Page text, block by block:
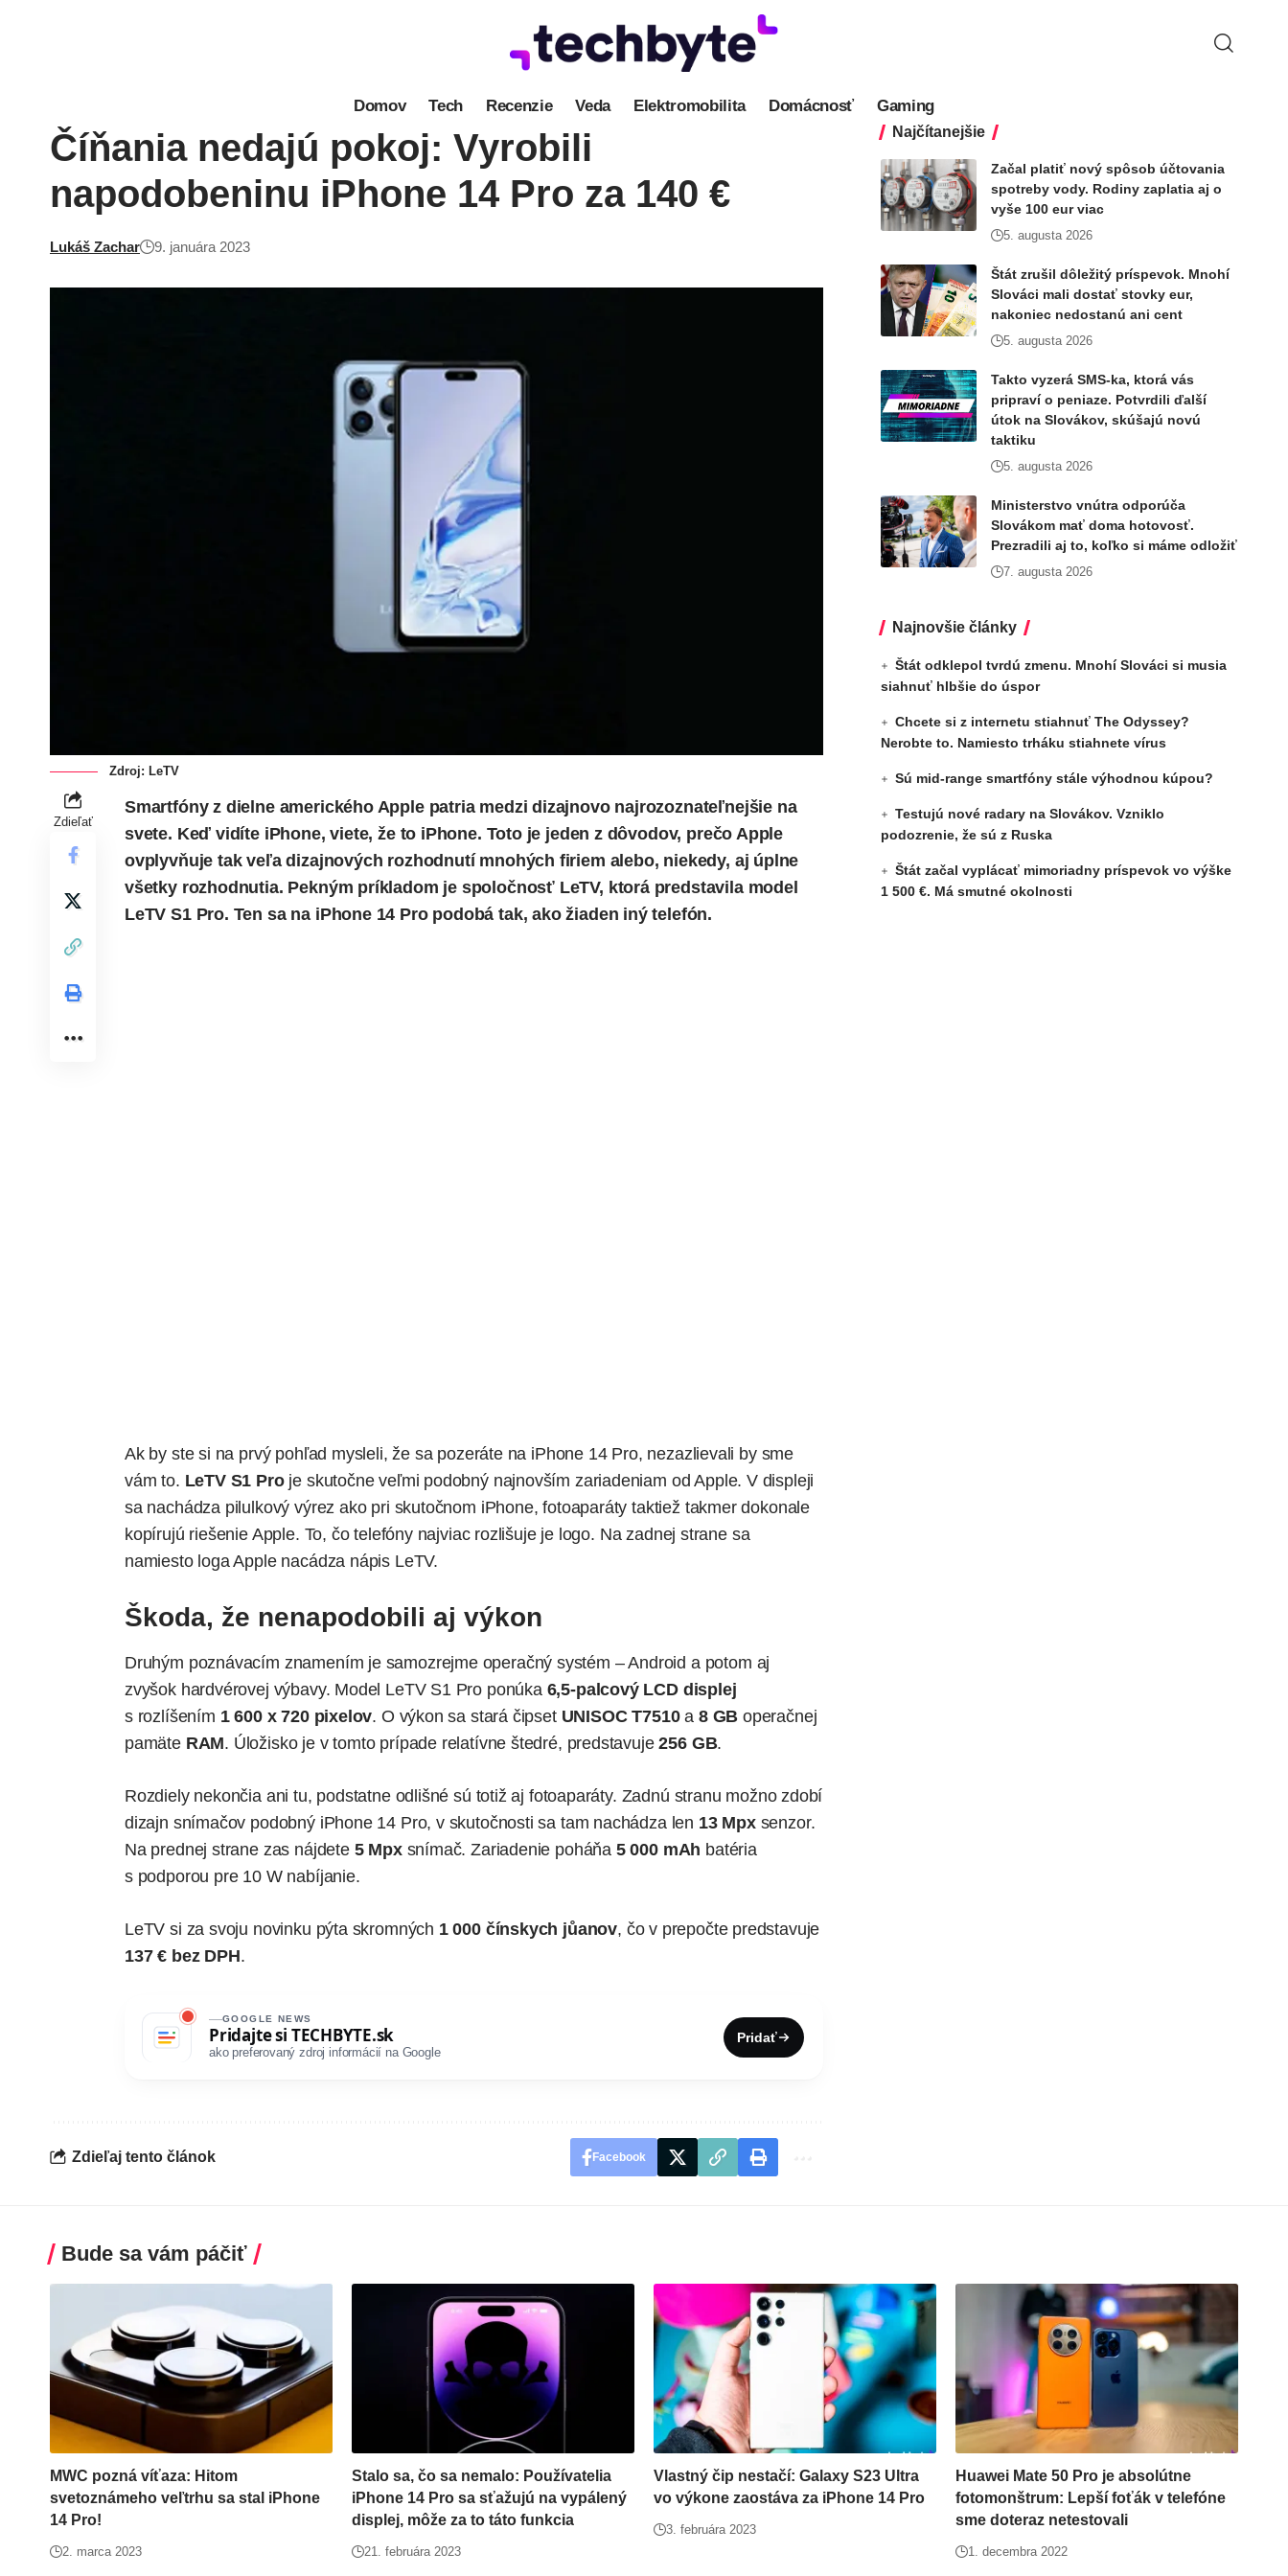
Domov Tech Recenzie Veda Elektromobilita Domácnosť Gaming
Číňania nedajú pokoj: Vyrobili
napodobeninu iPhone 14 Pro za 140 €
Lukáš Zachar 9. januára 2023
Zdroj: LeTV
Zdieľať
Smartfóny z dielne amerického Apple patria medzi dizajnovo najrozoznateľnejšie na
svete. Keď vidíte iPhone, viete, že to iPhone. Toto je jeden z dôvodov, prečo Apple
ovplyvňuje tak veľa dizajnových rozhodnutí mnohých firiem alebo, niekedy, aj úplne
všetky rozhodnutia. Pekným príkladom je spoločnosť LeTV, ktorá predstavilamodel
LeTV S1 Pro. Ten sa na iPhone 14 Pro podobá tak, ako žiaden iný telefón.
Ak by ste si na prvý pohľad mysleli, že sa pozeráte na iPhone 14 Pro, nezazlievali by sme
vám to. LeTV S1 Proje skutočne veľmi podobný najnovším zariadeniam od Apple. V displeji
sa nachádza pilulkový výrez ako pri skutočnom iPhone, fotoaparáty taktiež takmer dokonale
kopírujú riešenie Apple. To, čo telefóny najviac rozlišuje je logo. Na zadnej strane sa
namiesto loga Apple nacádza nápis LeTV.
Škoda, že nenapodobili aj výkon
Druhým poznávacím znamením je samozrejme operačný systém – Android a potom aj
zvyšok hardvérovej výbavy. Model LeTV S1 Pro ponúka 6,5-palcový LCD displej
s rozlíšením 1 600 x 720 pixelov. O výkon sa stará čipset UNISOC T7510a 8 GB operačnej
pamäte RAM. Úložisko je v tomto prípade relatívne štedré, predstavuje256 GB.
Rozdiely nekončia ani tu, podstatne odlišné sú totiž aj fotoaparáty. Zadnú stranu možno zdobí
dizajn snímačov podobný iPhone 14 Pro, v skutočnosti sa tam nachádza len 13 Mpxsenzor.
Na prednej strane zas nájdete 5 Mpxsnímač. Zariadenie poháňa 5 000 mAh batéria
s podporou pre 10 W nabíjanie.
LeTV si za svoju novinku pýta skromných 1 000 čínskych jůanov, čo v prepočte predstavuje
137 € bez DPH.
GOOGLE NEWS
Pridajte si TECHBYTE.sk
ako preferovaný zdroj informácií na Google
Pridať
Zdieľaj tento článok Facebook
Najčítanejšie
Začal platiť nový spôsob účtovania
spotreby vody. Rodiny zaplatia aj o
vyše 100 eur viac
5. augusta 2026
Štát zrušil dôležitý príspevok. Mnohí
Slováci mali dostať stovky eur,
nakoniec nedostanú ani cent
5. augusta 2026
Takto vyzerá SMS-ka, ktorá vás
pripraví o peniaze. Potvrdili ďalší
útok na Slovákov, skúšajú novú
taktiku
5. augusta 2026
Ministerstvo vnútra odporúča
Slovákom mať doma hotovosť.
Prezradili aj to, koľko si máme odložiť
7. augusta 2026
Najnovšie články
Štát odklepol tvrdú zmenu. Mnohí Slováci si musia
siahnuť hlbšie do úspor
Chcete si z internetu stiahnuť The Odyssey?
Nerobte to. Namiesto trháku stiahnete vírus
Sú mid-range smartfóny stále výhodnou kúpou?
Testujú nové radary na Slovákov. Vzniklo
podozrenie, že sú z Ruska
Štát začal vyplácať mimoriadny príspevok vo výške
1 500 €. Má smutné okolnosti
Bude sa vám páčiť
MWC pozná víťaza: Hitom
svetoznámeho veľtrhu sa stal iPhone
14 Pro!
2. marca 2023
Stalo sa, čo sa nemalo: Používatelia
iPhone 14 Pro sa sťažujú na vypálený
displej, môže za to táto funkcia
21. februára 2023
Vlastný čip nestačí: Galaxy S23 Ultra
vo výkone zaostáva za iPhone 14 Pro
3. februára 2023
Huawei Mate 50 Pro je absolútne
fotomonštrum: Lepší foťák v telefóne
sme doteraz netestovali
1. decembra 2022